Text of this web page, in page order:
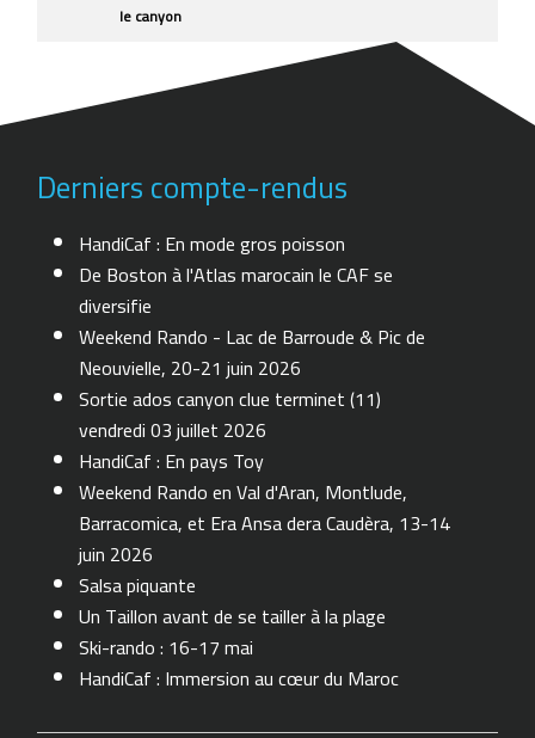
le canyon
Derniers compte-rendus
HandiCaf : En mode gros poisson
De Boston à l'Atlas marocain le CAF se
diversifie
Weekend Rando - Lac de Barroude & Pic de
Neouvielle, 20-21 juin 2026
Sortie ados canyon clue terminet (11)
vendredi 03 juillet 2026
HandiCaf : En pays Toy
Weekend Rando en Val d'Aran, Montlude,
Barracomica, et Era Ansa dera Caudèra, 13-14
juin 2026
Salsa piquante
Un Taillon avant de se tailler à la plage
Ski-rando : 16-17 mai
HandiCaf : Immersion au cœur du Maroc